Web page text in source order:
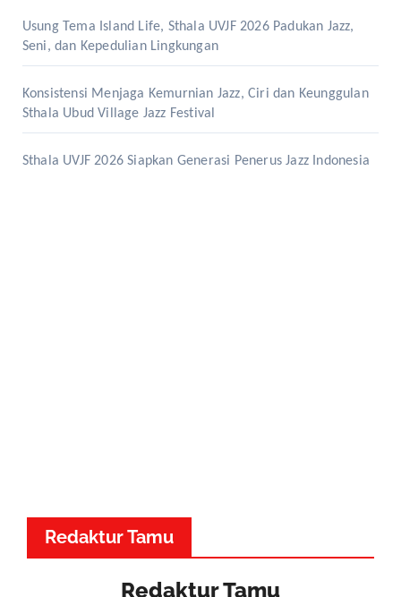
Usung Tema Island Life, Sthala UVJF 2026 Padukan Jazz,
Seni, dan Kepedulian Lingkungan
Konsistensi Menjaga Kemurnian Jazz, Ciri dan Keunggulan
Sthala Ubud Village Jazz Festival
Sthala UVJF 2026 Siapkan Generasi Penerus Jazz Indonesia
Redaktur Tamu
Redaktur Tamu